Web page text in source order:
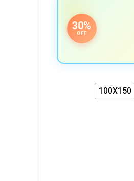
30%
OFF
100X150